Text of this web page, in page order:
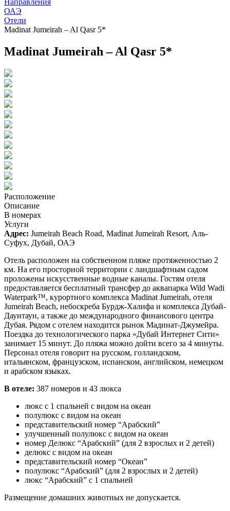
Направления
ОАЭ
Отели
Madinat Jumeirah – Al Qasr 5*
Madinat Jumeirah – Al Qasr 5*
Расположение
Описание
В номерах
Услуги
Адрес: Jumeirah Beach Road, Madinat Jumeirah Resort, Аль-
Суфух, Дубай, ОАЭ
Отель расположен на собственном пляже протяженностью 2
км. На его просторной территории с ландшафтным садом
проложены искусственные водные каналы. Гостям отеля
предоставляется бесплатный трансфер до аквапарка Wild Wadi
Waterpark™, курортного комплекса Madinat Jumeirah, отеля
Jumeirah Beach, небоскреба Бурдж-Халифа и комплекса Дубай-
Даунтаун, а также до международного финансового центра
Дубая. Рядом с отелем находится рынок Мадинат-Джумейра.
Поездка до технологического парка «Дубай Интернет Сити»
занимает 15 минут. До пляжа можно дойти всего за 4 минуты.
Персонал отеля говорит на русском, голландском,
итальянском, французском, испанском, английском, немецком
и арабском языках.
В отеле: 387 номеров и 43 люкса
люкс с 1 спальней с видом на океан
полулюкс с видом на океан
представительский номер “Арабский”
улучшенный полулюкс с видом на океан
номер Делюкс “Арабский” (для 2 взрослых и 2 детей)
делюкс с видом на океан
представительский номер “Океан”
полулюкс “Арабский” (для 2 взрослых и 2 детей)
люкс “Арабский” с 1 спальней
Размещение домашних животных не допускается.